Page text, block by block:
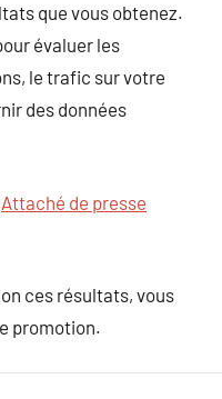
que vous obtenez.
évaluer les
le trafic sur votre
des données
Attaché de presse
ces résultats, vous
promotion.